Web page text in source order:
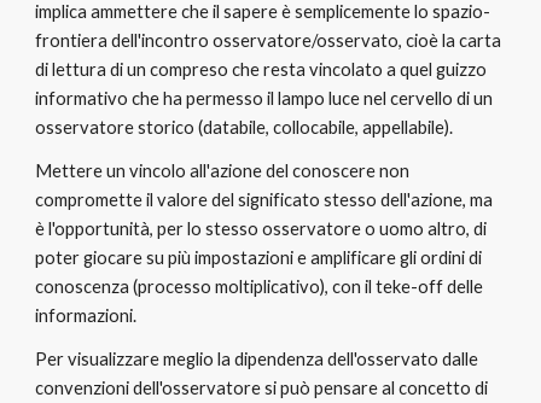
implica ammettere che il sapere è semplicemente lo spazio-
frontiera dell'incontro osservatore/osservato, cioè la carta
di lettura di un compreso che resta vincolato a quel guizzo
informativo che ha permesso il lampo luce nel cervello di un
osservatore storico (databile, collocabile, appellabile).
Mettere un vincolo all'azione del conoscere non
compromette il valore del significato stesso dell'azione, ma
è l'opportunità, per lo stesso osservatore o uomo altro, di
poter giocare su più impostazioni e amplificare gli ordini di
conoscenza (processo moltiplicativo), con il teke-off delle
informazioni.
Per visualizzare meglio la dipendenza dell'osservato dalle
convenzioni dell'osservatore si può pensare al concetto di